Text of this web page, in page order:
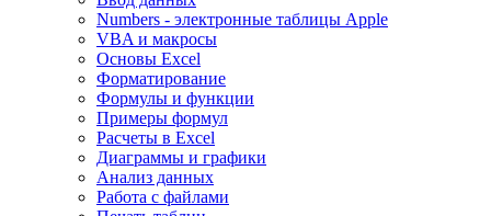
Numbers - электронные таблицы Apple
VBA и макросы
Основы Excel
Форматирование
Формулы и функции
Примеры формул
Расчеты в Excel
Диаграммы и графики
Анализ данных
Работа с файлами